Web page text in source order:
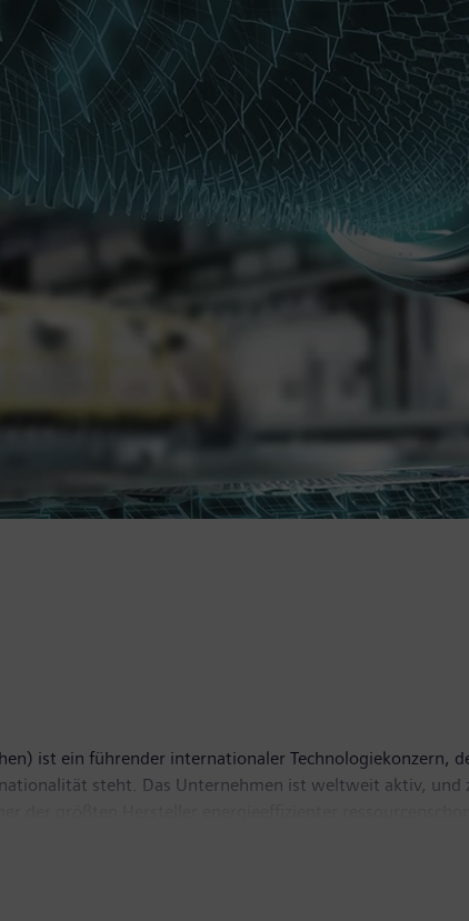
ist ein führender internationaler Technologiekonzern,
steht. Das Unternehmen ist weltweit aktiv,
und Stromübertragungslösungen, Pionier bei